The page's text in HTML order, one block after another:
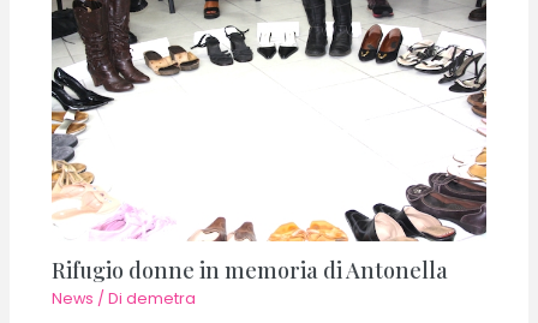
Rifugio donne in memoria di Antonella
News / Di demetra